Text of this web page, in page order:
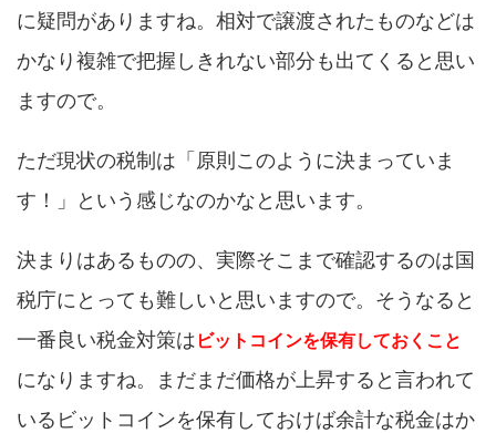
に疑問がありますね。相対で譲渡されたものなどは
かなり複雑で把握しきれない部分も出てくると思い
ますので。
ただ現状の税制は「原則このように決まっていま
す！」という感じなのかなと思います。
決まりはあるものの、実際そこまで確認するのは国
税庁にとっても難しいと思いますので。そうなると
一番良い税金対策は ビットコインを保有しておくこと
になりますね。まだまだ価格が上昇すると言われて
いるビットコインを保有しておけば余計な税金はか